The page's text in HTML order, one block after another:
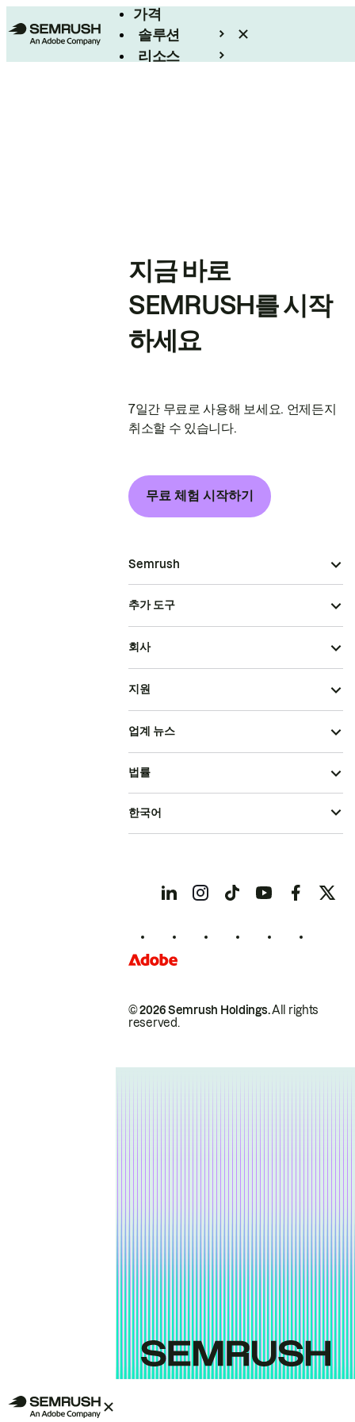
가격
솔루션
리소스
지금 바로
SEMRUSH를 시작
하세요
7일간 무료로 사용해 보세요. 언제든지
취소할 수 있습니다.
무료 체험 시작하기
Semrush
추가 도구
회사
지원
업계 뉴스
© 2026 Semrush Holdings.All rights
reserved.
법률
한국어